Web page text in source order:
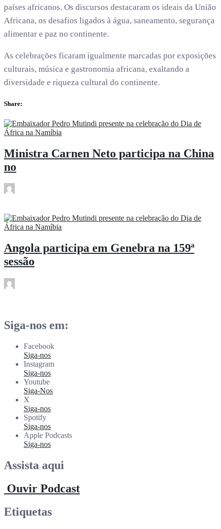
países africanos. Os discursos destacaram os ideais da União
Africana, os desafios ligados à água, saneamento, segurança
alimentar e paz no continente.
As celebrações ficaram igualmente marcadas por exposições
culturais, música e gastronomia africana, exaltando a
diversidade e riqueza cultural do continente.
Share:
Ministra Carnen Neto participa na China
no
Angola participa em Genebra na 159ª
sessão
Siga-nos em:
Facebook
Siga-nos
Instagram
Siga-nos
Youtube
Siga-Nos
X
Siga-nos
Spotify
Siga-nos
Apple Podcasts
Siga-nos
Assista aqui
Ouvir Podcast
Etiquetas